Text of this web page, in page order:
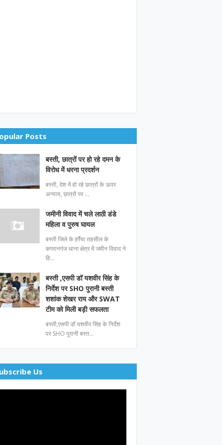
Posts
बस्ती, छात्रों पर हो रहे दमन के
विरोध में धरना प्रदर्शन
बस्ती, देश में हो रहे छात्रों के ऊपर
अन्याय, छात्रों पर …
जमीनी विवाद में चले लाठी डंडे
महिला व पुरुष घायल
बस्ती जिले के हर्रैया तहसील के
कप्तानगंज थाना क्षेत्र में जमीन विवाद ने
हि…
बस्ती ,एसपी डॉ यशवीर सिंह के
निर्देश पर SHO पुरानी बस्ती
शशांक शेखर राय और SWAT
टीम को मिली बड़ी सफलता
बस्ती,एसपी डॉ यशवीर सिंह के निर्देश
पर SHO पुरानी बस्त…
Us